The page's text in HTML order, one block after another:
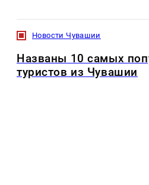
Новости Чувашии
Названы 10 самых
туристов из Чувашии